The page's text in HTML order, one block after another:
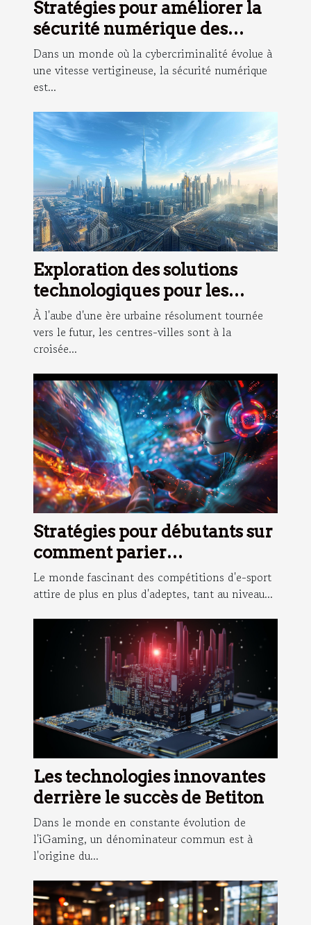
Stratégies pour améliorer la
sécurité numérique des
entreprises
Dans un monde où la cybercriminalité évolue à
une vitesse vertigineuse, la sécurité numérique
est...
Exploration des solutions
technologiques pour les
centres-villes du futur
À l'aube d'une ère urbaine résolument tournée
vers le futur, les centres-villes sont à la
croisée...
Stratégies pour débutants sur
comment parier
efficacement dans les
compétitions d'e-sport
Le monde fascinant des compétitions d'e-sport
attire de plus en plus d'adeptes, tant au niveau...
Les technologies innovantes
derrière le succès de Betiton
Dans le monde en constante évolution de
l'iGaming, un dénominateur commun est à
l'origine du...